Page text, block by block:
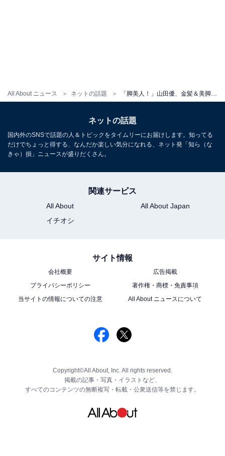
All About ニュース ネットの話題
ネットの話題
国内外のSNSで話題の人＆トピックをタイムリーにお届けします。知ってる
だけでちょっと得する、なんだか楽しい気分になれる、ネット発「知ら（な
きゃ）損」ニュースが盛りだくさん。
関連サービス
All About
All About Japan
イチオシ
サイト情報
会社概要
広告掲載
プライバシーポリシー
著作権・商標・免責事項
当サイトの情報についての注意
All About ニュースについて
Copyright©All About, Inc. All rights reserved.
掲載の記事・写真・イラストなど、
すべてのコンテンツの無断複写・転載・公衆送信等を禁じます。